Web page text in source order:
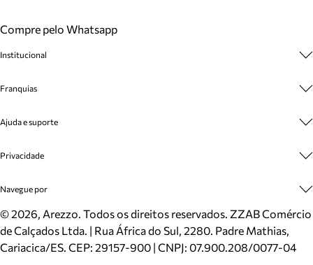
Compre pelo Whatsapp
Institucional
Cashback
Venda Corporativa
Mapa do Site
Inverno
Mundo Arezzo
Franquias
Plano de Negócio
Ajuda e suporte
Cadastro
Meus Pedidos
Trocas e Devoluções
Cartão Presente
Localizador de lojas
Privacidade
Politica e Privacidade
Navegue por
Sapatos
Bolsas
Scarpins
©2026, Arezzo. Todos os direitos reservados. ZZAB Comércio
de Calçados Ltda. | Rua África do Sul, 2280. Padre Mathias,
Cariacica/ES. CEP: 29157-900 | CNPJ: 07.900.208/0077-04